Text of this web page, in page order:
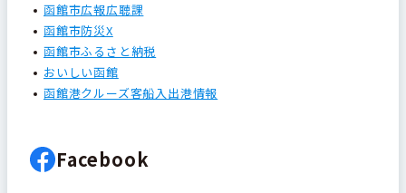
函館市広報広聴課
函館市防災X
函館市ふるさと納税
おいしい函館
函館港クルーズ客船入出港情報
Facebook